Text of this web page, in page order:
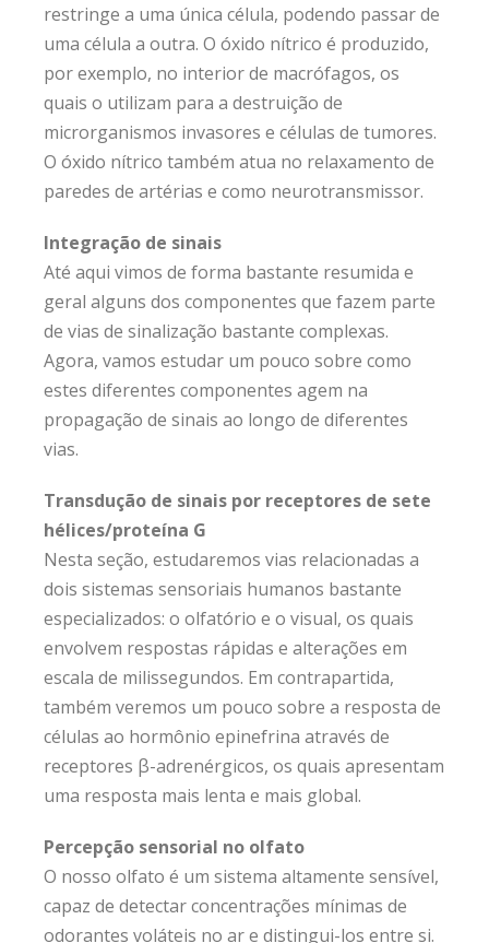
restringe a uma única célula, podendo passar de
uma célula a outra. O óxido nítrico é produzido,
por exemplo, no interior de macrófagos, os
quais o utilizam para a destruição de
microrganismos invasores e células de tumores.
O óxido nítrico também atua no relaxamento de
paredes de artérias e como neurotransmissor.
Integração de sinais
Até aqui vimos de forma bastante resumida e
geral alguns dos componentes que fazem parte
de vias de sinalização bastante complexas.
Agora, vamos estudar um pouco sobre como
estes diferentes componentes agem na
propagação de sinais ao longo de diferentes
vias.
Transdução de sinais por receptores de sete
hélices/proteína G
Nesta seção, estudaremos vias relacionadas a
dois sistemas sensoriais humanos bastante
especializados: o olfatório e o visual, os quais
envolvem respostas rápidas e alterações em
escala de milissegundos. Em contrapartida,
também veremos um pouco sobre a resposta de
células ao hormônio epinefrina através de
receptores β-adrenérgicos, os quais apresentam
uma resposta mais lenta e mais global.
Percepção sensorial no olfato
O nosso olfato é um sistema altamente sensível,
capaz de detectar concentrações mínimas de
odorantes voláteis no ar e distingui-los entre si.